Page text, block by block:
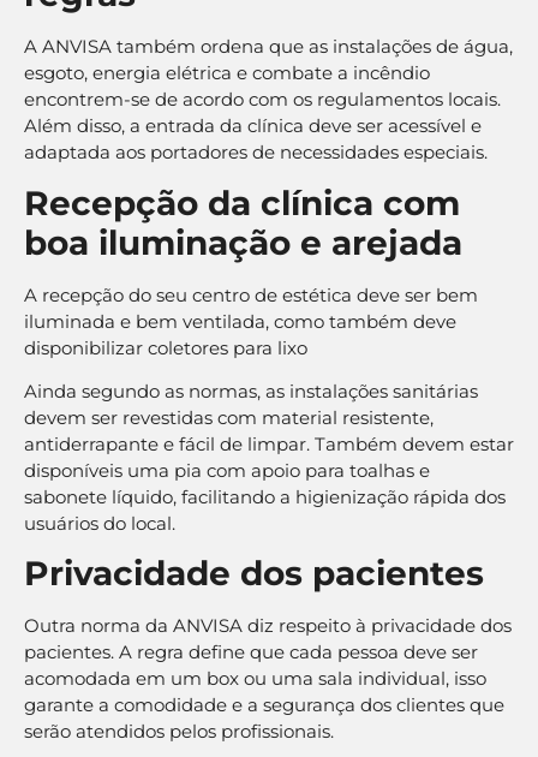
A ANVISA também ordena que as instalações de água,
esgoto, energia elétrica e combate a incêndio
encontrem-se de acordo com os regulamentos locais.
Além disso, a entrada da clínica deve ser acessível e
adaptada aos portadores de necessidades especiais.
Recepção da clínica com
boa iluminação e arejada
A recepção do seu centro de estética deve ser bem
iluminada e bem ventilada, como também deve
disponibilizar coletores para lixo
Ainda segundo as normas, as instalações sanitárias
devem ser revestidas com material resistente,
antiderrapante e fácil de limpar. Também devem estar
disponíveis uma pia com apoio para toalhas e
sabonete líquido, facilitando a higienização rápida dos
usuários do local.
Privacidade dos pacientes
Outra norma da ANVISA diz respeito à privacidade dos
pacientes. A regra define que cada pessoa deve ser
acomodada em um box ou uma sala individual, isso
garante a comodidade e a segurança dos clientes que
serão atendidos pelos profissionais.